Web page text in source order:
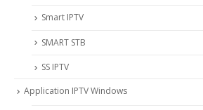
Smart IPTV
SMART STB
SS IPTV
Application IPTV Windows